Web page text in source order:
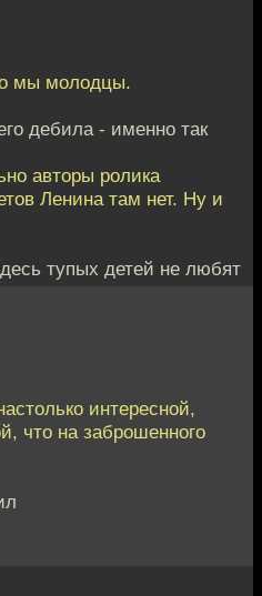
мы молодцы.
дебила - именно так
авторы ролика
Ленина там нет. Ну и
тупых детей не любят
интересной,
что на заброшенного